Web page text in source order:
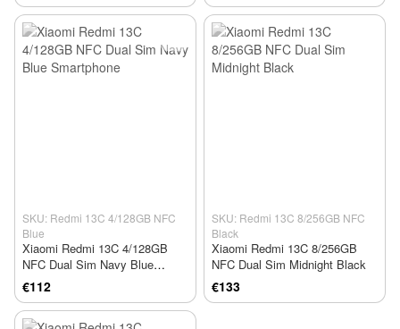
SKU: Redmi 13C 4/128GB NFC
Blue
Xiaomi Redmi 13C 4/128GB
NFC Dual Sim Navy Blue
Smartphone
€112
SKU: Redmi 13C 8/256GB NFC
Black
Xiaomi Redmi 13C 8/256GB
NFC Dual Sim Midnight Black
€133